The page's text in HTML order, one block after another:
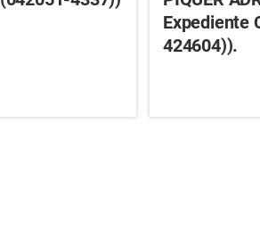
Expediente
424604)).